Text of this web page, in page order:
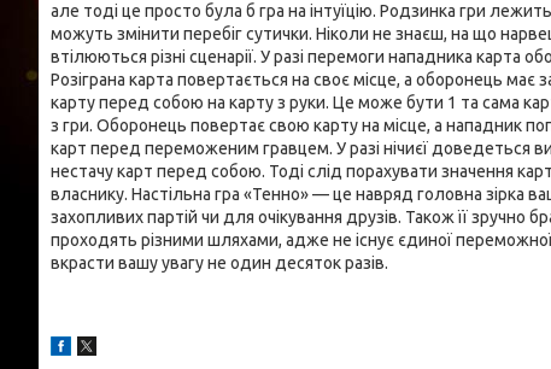
але тоді це просто була б гра на інтуїцію. Родзинка гри
можуть змінити перебіг сутички. Ніколи не знаєш, на що
втілюються різні сценарії. У разі перемоги нападника карта
Розіграна карта повертається на своє місце, а оборонець
карту перед собою на карту з руки. Це може бути 1 та сама
з гри. Оборонець повертає свою карту на місце, а нападник
карт перед переможеним гравцем. У разі нічиєї доведеться
нестачу карт перед собою. Тоді слід порахувати значення
власнику. Настільна гра «Тенно» — це навряд головна зірка
захопливих партій чи для очікування друзів. Також її
проходять різними шляхами, адже не існує єдиної
вкрасти вашу увагу не один десяток разів.